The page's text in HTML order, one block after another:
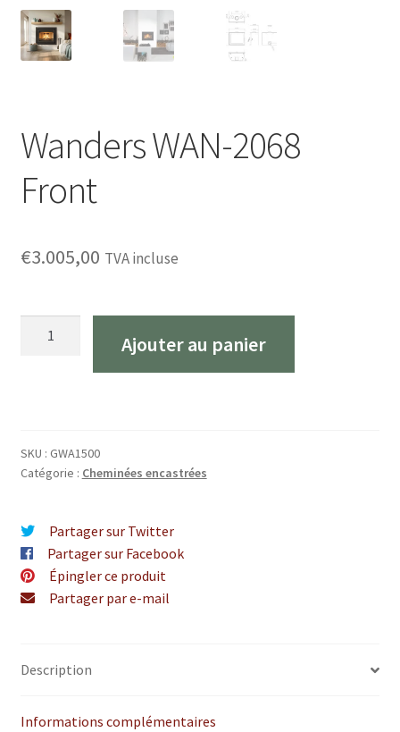
Wanders WAN-2068
Front
€3.005,00 TVA incluse
Ajouter au panier
SKU : GWA1500
Catégorie : Cheminées encastrées
Partager sur Twitter
Partager sur Facebook
Épingler ce produit
Partager par e-mail
Description
Informations complémentaires